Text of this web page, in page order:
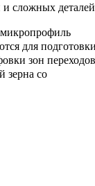
и сложных
для
зон
зерна со